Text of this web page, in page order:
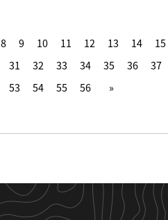
8 9 10 11 12 13 14 15
31 32 33 34 35 36 37
53 54 55 56